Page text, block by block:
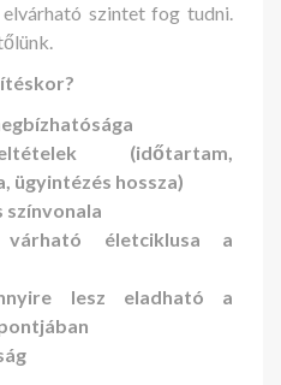
szintet fog tudni.
(időtartam,
ügyintézés hossza)
életciklusa a
lesz eladható a